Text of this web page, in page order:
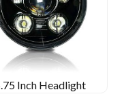
Inch Headlight